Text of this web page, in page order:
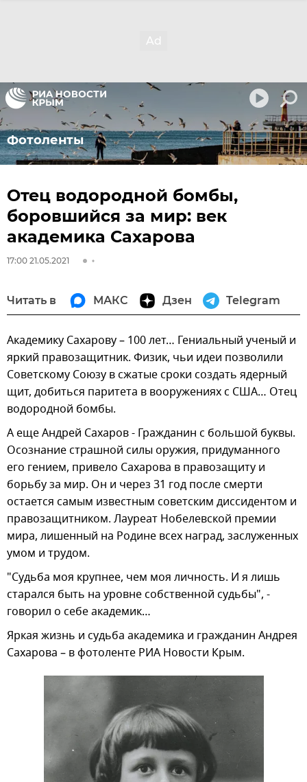
Фотоленты
Отец водородной бомбы,
боровшийся за мир: век
академика Сахарова
17:00 21.05.2021
Читать в МАКС Дзен Telegram
Академику Сахарову – 100 лет… Гениальный ученый и
яркий правозащитник. Физик, чьи идеи позволили
Советскому Союзу в сжатые сроки создать ядерный
щит, добиться паритета в вооружениях с США… Отец
водородной бомбы.
А еще Андрей Сахаров - Гражданин с большой буквы.
Осознание страшной силы оружия, придуманного
его гением, привело Сахарова в правозащиту и
борьбу за мир. Он и через 31 год после смерти
остается самым известным советским диссидентом и
правозащитником. Лауреат Нобелевской премии
мира, лишенный на Родине всех наград, заслуженных
умом и трудом.
"Судьба моя крупнее, чем моя личность. И я лишь
старался быть на уровне собственной судьбы", -
говорил о себе академик…
Яркая жизнь и судьба академика и гражданин Андрея
Сахарова – в фотоленте РИА Новости Крым.